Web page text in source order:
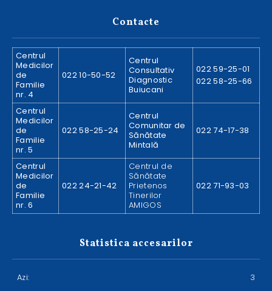
Contacte
Centrul
Medicilor
de
Familie
nr. 4
022 10-50-52
Centrul
Consultativ
Diagnostic
Buiucani
022 59-25-01
022 58-25-66
Centrul
Medicilor
de
Familie
nr. 5
022 58-25-24
Centrul
Comunitar de
Sănătate
Mintală
022 74-17-38
Centrul
Medicilor
de
Familie
nr. 6
022 24-21-42
Centrul de
Sănătate
Prietenos
Tinerilor
AMIGOS
022 71-93-03
Statistica accesarilor
Azi: 3